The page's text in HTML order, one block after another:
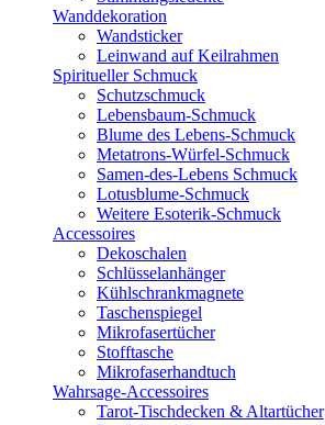
Wanddekoration
Wandsticker
Leinwand auf Keilrahmen
Spiritueller Schmuck
Schutzschmuck
Lebensbaum-Schmuck
Blume des Lebens-Schmuck
Metatrons-Würfel-Schmuck
Samen-des-Lebens Schmuck
Lotusblume-Schmuck
Weitere Esoterik-Schmuck
Accessoires
Dekoschalen
Schlüsselanhänger
Kühlschrankmagnete
Taschenspiegel
Mikrofasertücher
Stofftasche
Mikrofaserhandtuch
Wahrsage-Accessoires
Tarot-Tischdecken & Altartücher